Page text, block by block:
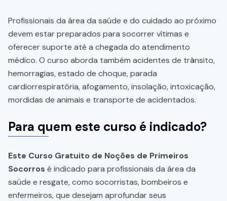
Profissionais da área da saúde e do cuidado ao próximo
devem estar preparados para socorrer vítimas e
oferecer suporte até a chegada do atendimento
médico. O curso aborda também acidentes de trânsito,
hemorragias, estado de choque, parada
cardiorrespiratória, afogamento, insolação, intoxicação,
mordidas de animais e transporte de acidentados.
Para quem este curso é indicado?
Este Curso Gratuito de Noções de Primeiros
Socorros é indicado para profissionais da área da
saúde e resgate, como socorristas, bombeiros e
enfermeiros, que desejam aprofundar seus